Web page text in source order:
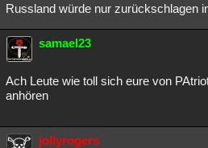
Russland würde nur zurückschlagen
samael23
Ach Leute wie toll sich eure von
anhören
jollyrogers